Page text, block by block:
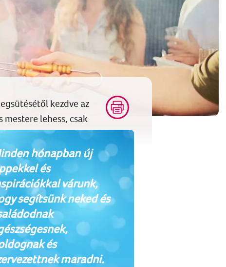
hónapban új
és
várunk,
segítsünk neked és
és
maradni.
kezdve az
lehess, csak